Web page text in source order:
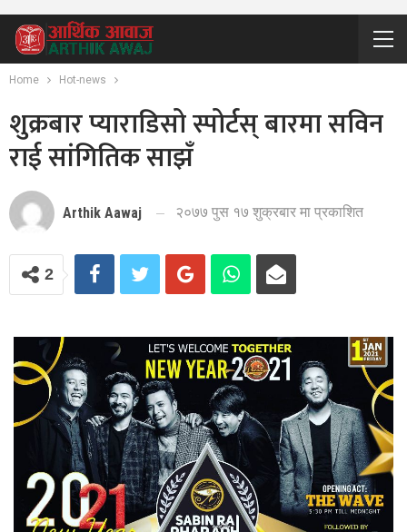
Home Hot-news
शुक्रबार प्याराडिसो स्पोर्टस् बारमा सविन
राई सांगितिक साझँ
Arthik Aawaj २०७७ पुस १७ शुक्रबार मा प्रकाशित
2